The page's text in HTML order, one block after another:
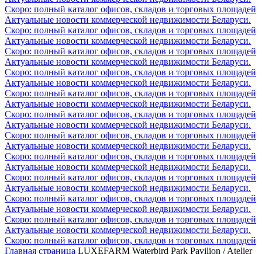
Скоро: полный каталог офисов, складов и торговых площадей
Актуальные новости коммерческой недвижимости Беларуси.
Скоро: полный каталог офисов, складов и торговых площадей
Актуальные новости коммерческой недвижимости Беларуси.
Скоро: полный каталог офисов, складов и торговых площадей
Актуальные новости коммерческой недвижимости Беларуси.
Скоро: полный каталог офисов, складов и торговых площадей
Актуальные новости коммерческой недвижимости Беларуси.
Скоро: полный каталог офисов, складов и торговых площадей
Актуальные новости коммерческой недвижимости Беларуси.
Скоро: полный каталог офисов, складов и торговых площадей
Актуальные новости коммерческой недвижимости Беларуси.
Скоро: полный каталог офисов, складов и торговых площадей
Актуальные новости коммерческой недвижимости Беларуси.
Скоро: полный каталог офисов, складов и торговых площадей
Актуальные новости коммерческой недвижимости Беларуси.
Скоро: полный каталог офисов, складов и торговых площадей
Актуальные новости коммерческой недвижимости Беларуси.
Скоро: полный каталог офисов, складов и торговых площадей
Актуальные новости коммерческой недвижимости Беларуси.
Скоро: полный каталог офисов, складов и торговых площадей
Актуальные новости коммерческой недвижимости Беларуси.
Скоро: полный каталог офисов, складов и торговых площадей
Главная страница LUXEFARM Waterbird Park Pavilion / Atelier